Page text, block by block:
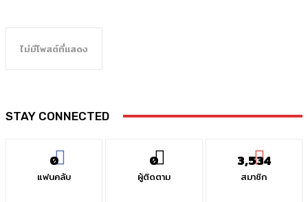
ไม่มีโพสต์ที่แสดง
STAY CONNECTED
0
แฟนคลับ
0
ผู้ติดตาม
3,534
สมาชิก